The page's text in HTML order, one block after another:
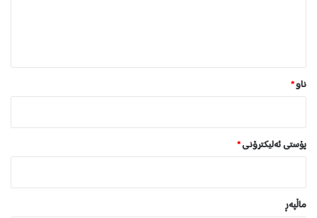
ناو*
پۆستی ئەلیکترۆنی*
ماڵپه‌ڕ